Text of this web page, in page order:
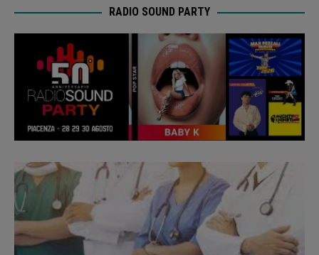
RADIO SOUND PARTY